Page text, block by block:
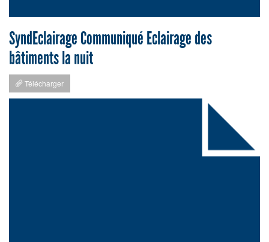
SyndEclairage Communiqué Eclairage des
bâtiments la nuit
Télécharger